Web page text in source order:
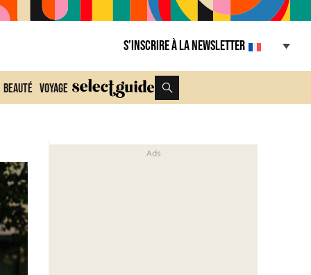
S’inscrire à la Newsletter
Beauté Voyage